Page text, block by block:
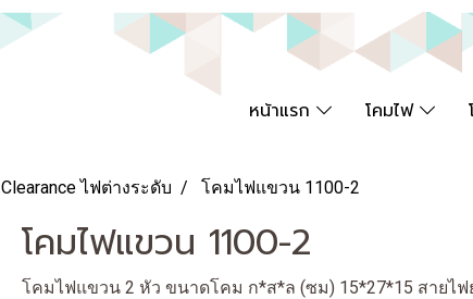
หน้าแรก โคมไฟ
Clearance ไฟต่างระดับ โคมไฟแขวน 1100-2
โคมไฟแขวน 1100-2
โคมไฟแขวน 2 หัว ขนาดโคม ก*ส*ล (ซม) 15*27*15 สายไ